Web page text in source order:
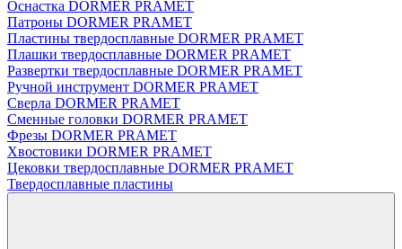
Оснастка DORMER PRAMET
Патроны DORMER PRAMET
Пластины твердосплавные DORMER PRAMET
Плашки твердосплавные DORMER PRAMET
Развертки твердосплавные DORMER PRAMET
Ручной инструмент DORMER PRAMET
Сверла DORMER PRAMET
Сменные головки DORMER PRAMET
Фрезы DORMER PRAMET
Хвостовики DORMER PRAMET
Цековки твердосплавные DORMER PRAMET
Твердосплавные пластины